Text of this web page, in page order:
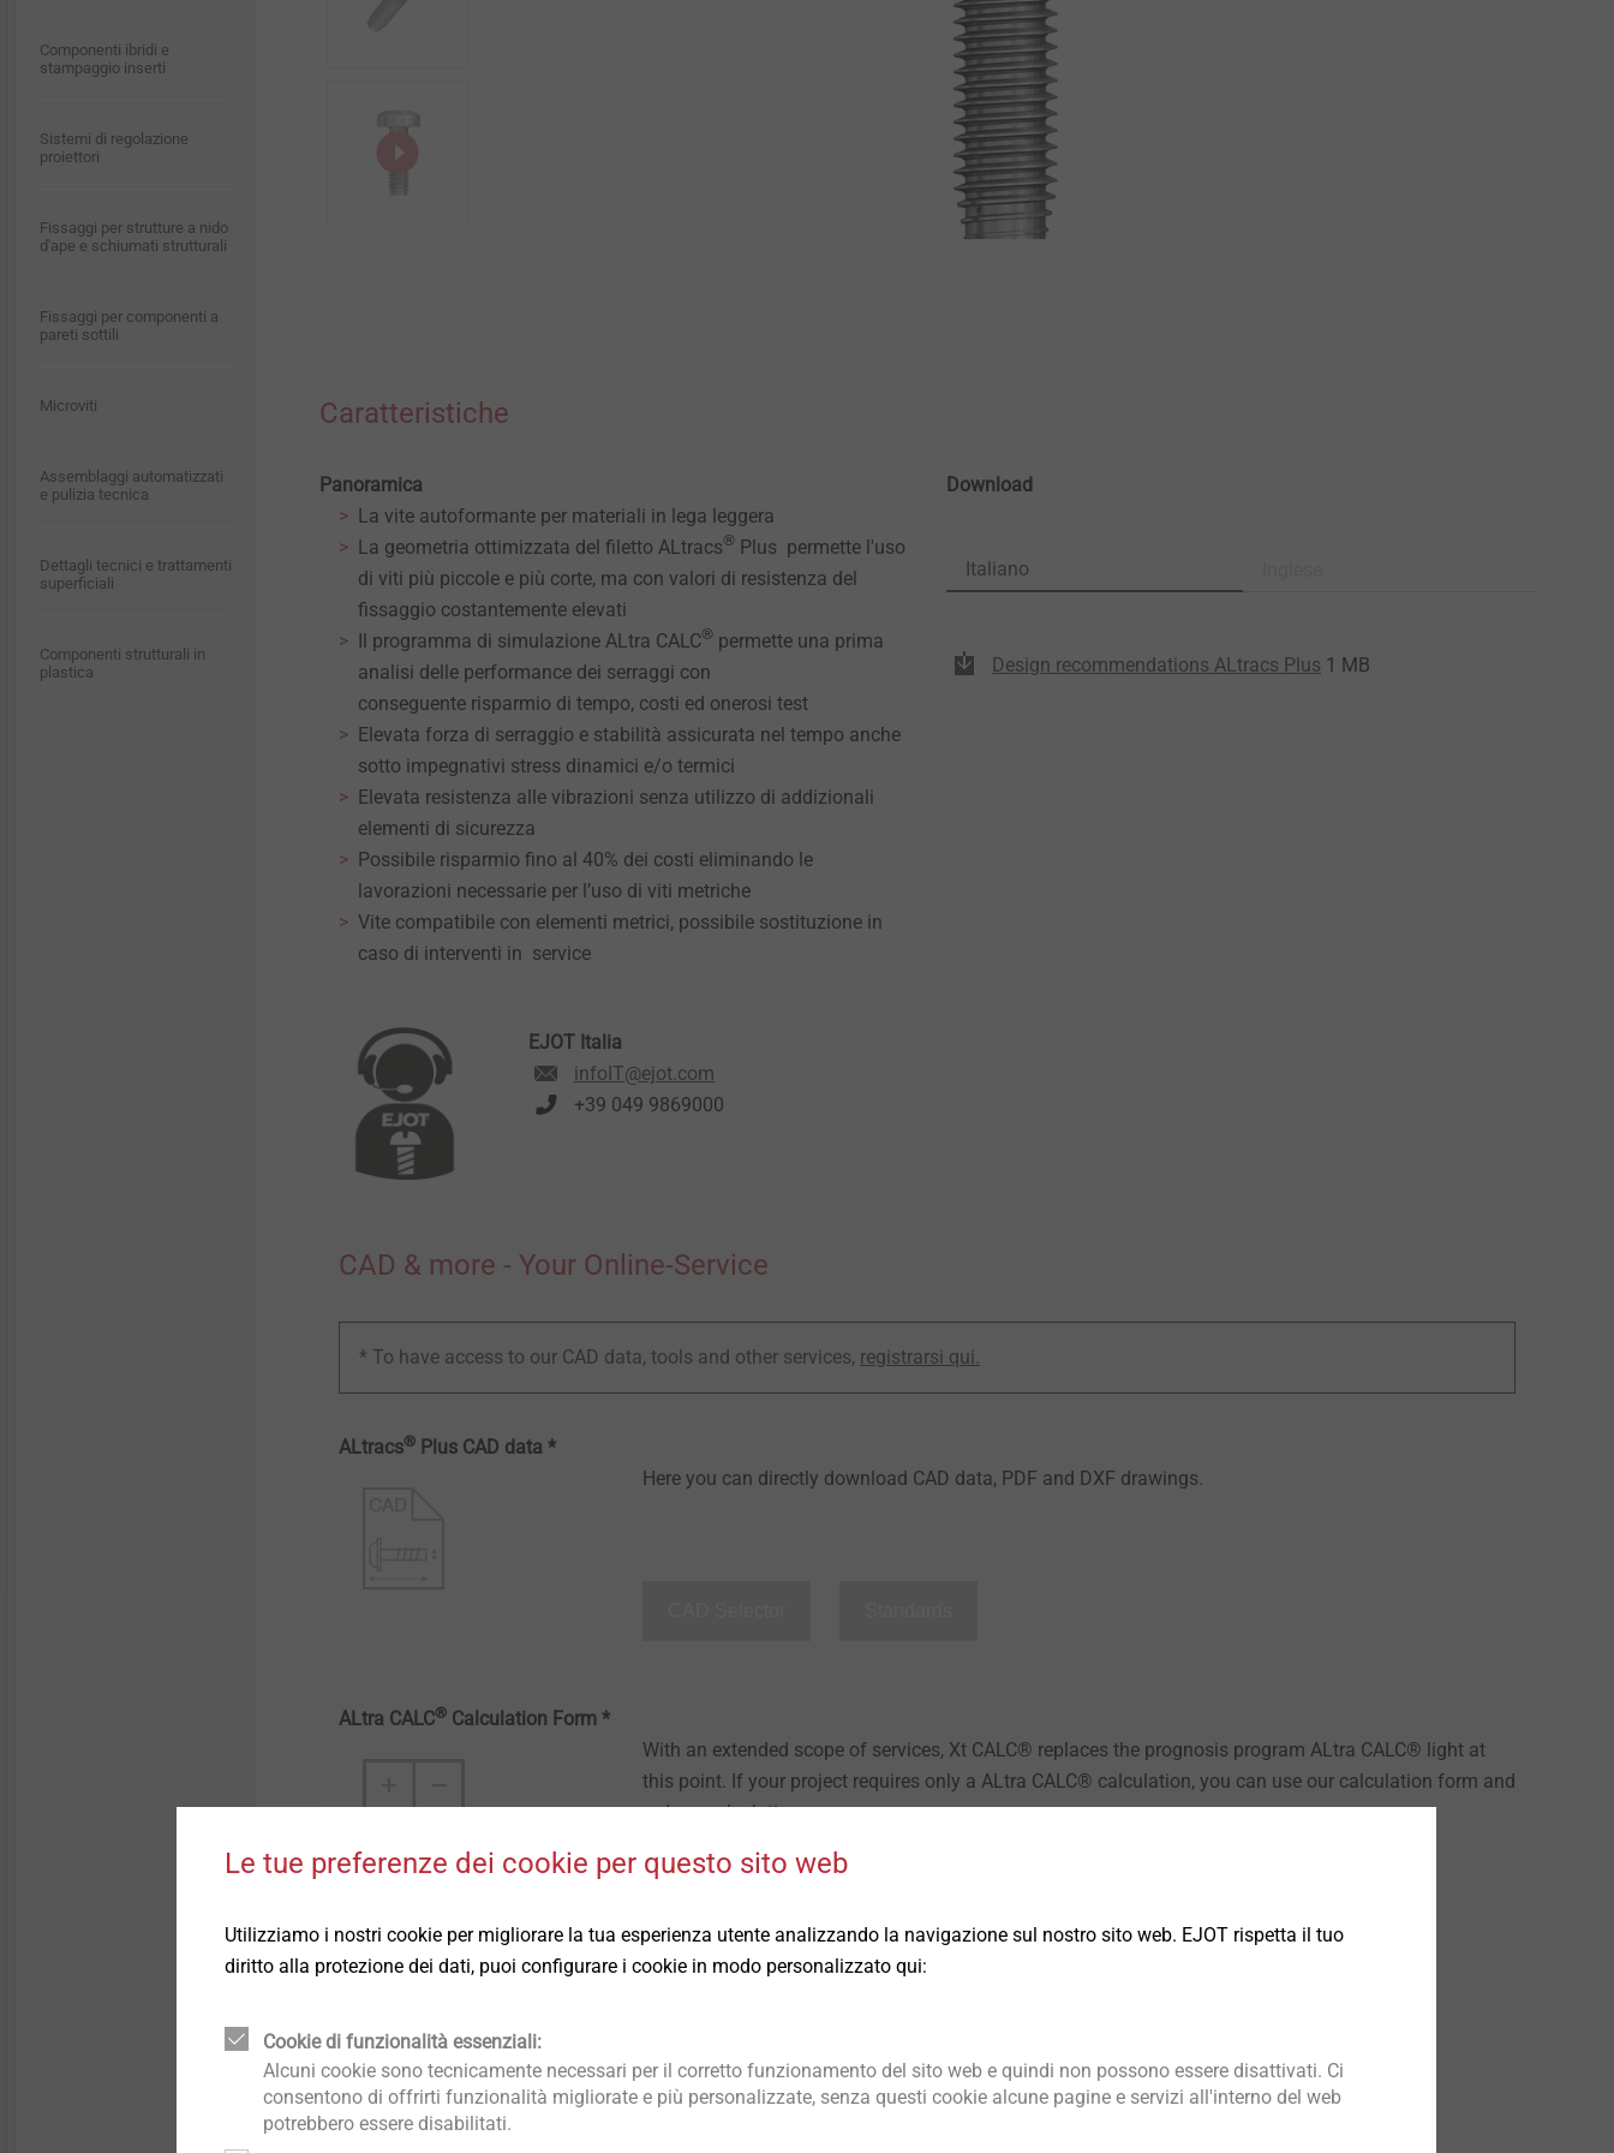
Viti per serramenti
Rivestimenti sigillanti
Accessori
Componenti ibridi e
stampaggio inserti
Sistemi di regolazione
proiettori
Fissaggi per strutture a nido
d'ape e schiumati strutturali
Fissaggi per componenti a
pareti sottili
Microviti
Assemblaggi automatizzati
e pulizia tecnica
Dettagli tecnici e trattamenti
superficiali
Componenti strutturali in
plastica
Competenze
Componenti ibridi e
stampaggio inserti
Sistemi di regolazione
proiettori
Fissaggi per strutture a nido
d'ape e schiumati strutturali
Fissaggi per componenti a
pareti sottili
Microviti
Assemblaggi automatizzati
e pulizia tecnica
Dettagli tecnici e trattamenti
superficiali
Componenti strutturali in
plastica
Service
Caratteristiche
Panoramica
La vite autoformante per materiali in lega leggera
La geometria ottimizzata del filetto ALtracs® Plus permette l'uso
di viti più piccole e più corte, ma con valori di resistenza del
fissaggio costantemente elevati
Il programma di simulazione ALtra CALC® permette una prima
analisi delle performance dei serraggi con
conseguente risparmio di tempo, costi ed onerosi test
Elevata forza di serraggio e stabilità assicurata nel tempo anche
sotto impegnativi stress dinamici e/o termici
Elevata resistenza alle vibrazioni senza utilizzo di addizionali
elementi di sicurezza
Possibile risparmio fino al 40% dei costi eliminando le
lavorazioni necessarie per l’uso di viti metriche
Vite compatibile con elementi metrici, possibile sostituzione in
caso di interventi in service
Download
Italiano
Design recommendations ALtracs Plus 1 MB
EJOT Italia
infoIT@ejot.com
+39 049 9869000
CAD & more - Your Online-Service
* To have access to our CAD data, tools and other services, registrarsi qui.
ALtracs® Plus CAD data *
Here you can directly download CAD data, PDF and DXF drawings.
ALtra CALC® Calculation Form *
With an extended scope of services, Xt CALC® replaces the prognosis program ALtra CALC® light at
this point. If your project requires only a ALtra CALC® calculation, you can use our calculation form and
order a calculation.
Calculation Form
"Specialisti" nelle leghe leggere
Le tue preferenze dei cookie per questo sito web
Utilizziamo i nostri cookie per migliorare la tua esperienza utente analizzando la navigazione sul nostro sito web. EJOT rispetta il tuo
diritto alla protezione dei dati, puoi configurare i cookie in modo personalizzato qui:
Cookie di funzionalità essenziali:
Alcuni cookie sono tecnicamente necessari per il corretto funzionamento del sito web e quindi non possono essere disattivati. Ci
consentono di offrirti funzionalità migliorate e più personalizzate, senza questi cookie alcune pagine e servizi all'interno del web
potrebbero essere disabilitati.